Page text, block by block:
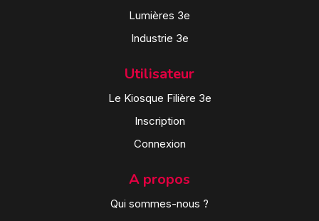
Lumières 3e
Industrie 3e
Utilisateur
Le Kiosque Filière 3e
Inscription
Connexion
A propos
Qui sommes-nous ?